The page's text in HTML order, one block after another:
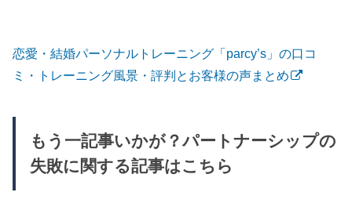
恋愛・結婚パーソナルトレーニング「parcy’s」の口コ
ミ・トレーニング風景・評判とお客様の声まとめ
もう一記事いかが？パートナーシップの
失敗に関する記事はこちら